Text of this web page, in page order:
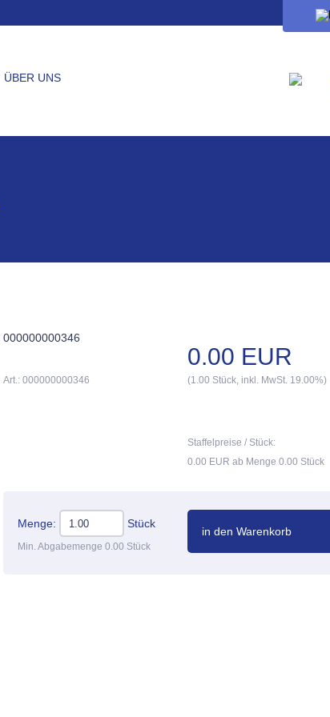
ÜBER UNS
000000000346
0.00 EUR
Art.: 000000000346 (1.00 Stück, inkl. MwSt. 19.00%)
Staffelpreise / Stück:
0.00 EUR ab Menge 0.00 Stück
Menge: Stück
Min. Abgabemenge 0.00 Stück
in den Warenkorb